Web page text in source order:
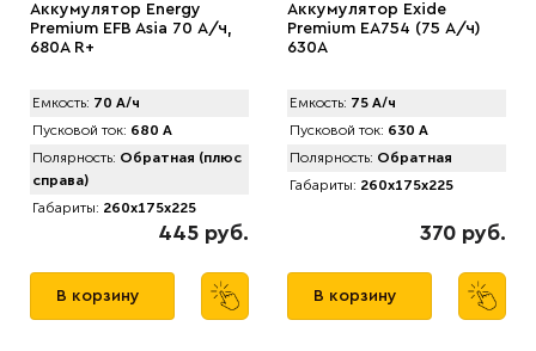
Аккумулятор Energy
Premium EFB Asia 70 А/ч,
680A R+
Емкость: 70 А/ч
Пусковой ток: 680 А
Полярность: Обратная (плюс
справа)
Габариты: 260x175x225
445 руб.
В корзину
Аккумулятор Exide
Premium EA754 (75 А/ч)
630A
Емкость: 75 А/ч
Пусковой ток: 630 А
Полярность: Обратная
Габариты: 260x175x225
370 руб.
В корзину